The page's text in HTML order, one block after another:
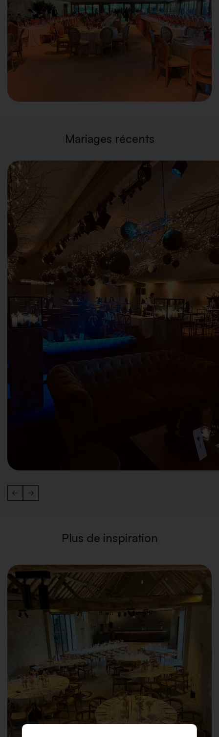
Mariages récents
Plus de inspiration